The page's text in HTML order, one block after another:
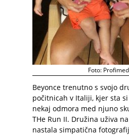
Foto:
Beyonce trenutno s svojo
počitnicah v Italiji, kjer sta
nekaj odmora med njuno
THe Run II. Družina uživa
nastala simpatična